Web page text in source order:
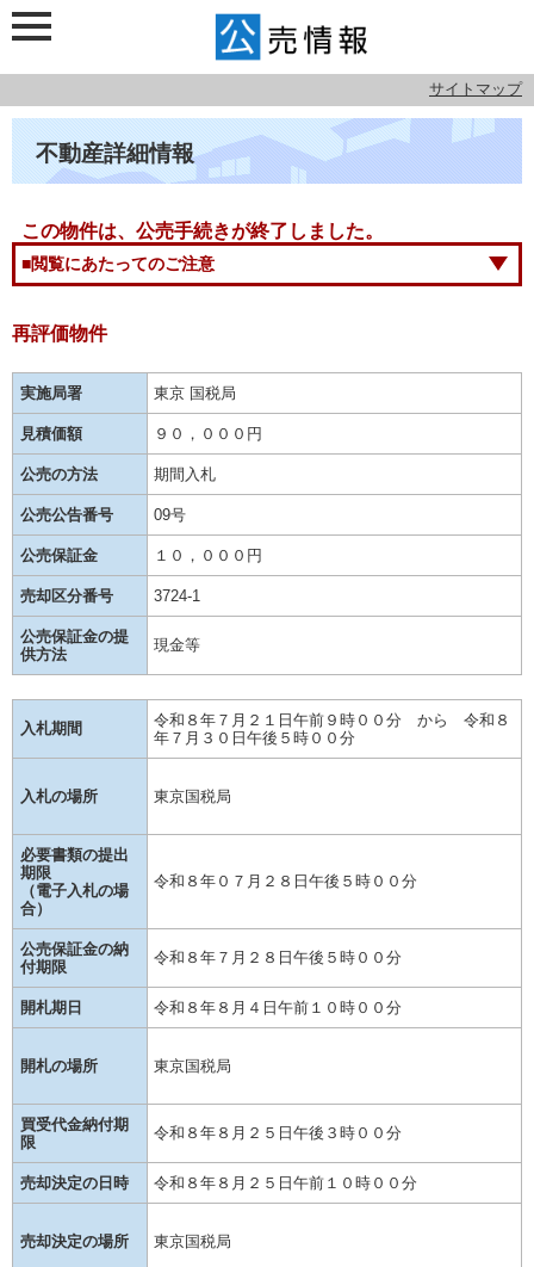
サイトマップ
不動産詳細情報
この物件は、公売手続きが終了しました。
■閲覧にあたってのご注意
再評価物件
実施局署 東京 国税局
見積価額 ９０，０００円
公売の方法 期間入札
公売公告番号 09号
公売保証金 １０，０００円
売却区分番号 3724-1
公売保証金の提
供方法
現金等
入札期間
令和８年７月２１日午前９時００分 から 令和８
年７月３０日午後５時００分
入札の場所 東京国税局
必要書類の提出
期限
（電子入札の場
合）
令和８年０７月２８日午後５時００分
公売保証金の納
付期限
令和８年７月２８日午後５時００分
開札期日 令和８年８月４日午前１０時００分
開札の場所 東京国税局
買受代金納付期
限
令和８年８月２５日午後３時００分
売却決定の日時 令和８年８月２５日午前１０時００分
売却決定の場所 東京国税局